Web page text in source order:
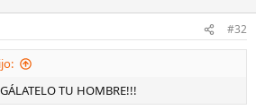
#32
TU HOMBRE!!!